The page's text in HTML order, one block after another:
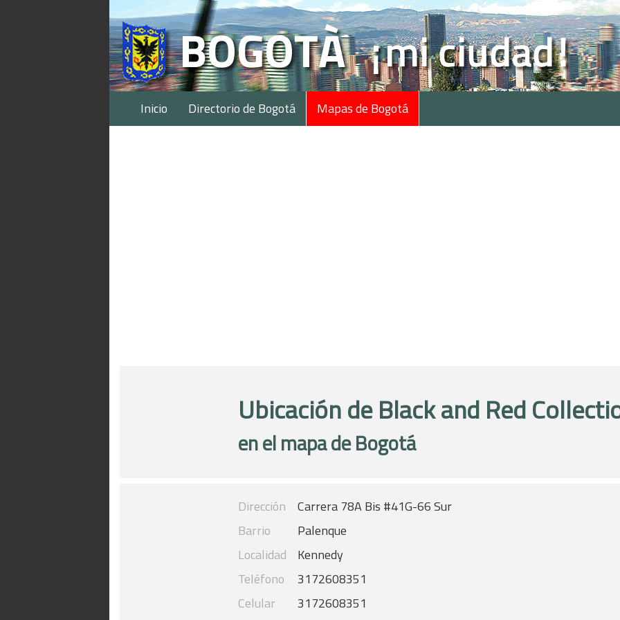
Inicio Directorio de Bogotá Mapas de Bogotá
Ubicación de Black and Red
en el mapa de Bogotá
Dirección
Carrera 78A Bis #41G-66 Sur
Barrio
Palenque
Localidad
Kennedy
Teléfono
3172608351
Celular
3172608351